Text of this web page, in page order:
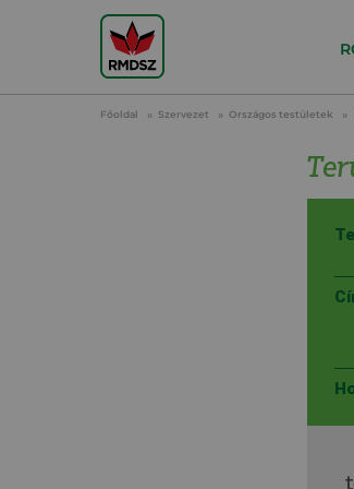
Főoldal Szervezet Országos testületek